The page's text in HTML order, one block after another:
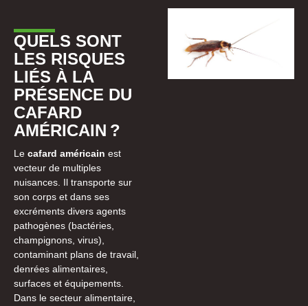
QUELS SONT
LES RISQUES
LIÉS À LA
PRÉSENCE DU
CAFARD
AMÉRICAIN ?
Le cafard américain est
vecteur de multiples
nuisances. Il transporte sur
son corps et dans ses
excréments divers agents
pathogènes (bactéries,
champignons, virus),
contaminant plans de travail,
denrées alimentaires,
surfaces et équipements.
Dans le secteur alimentaire,